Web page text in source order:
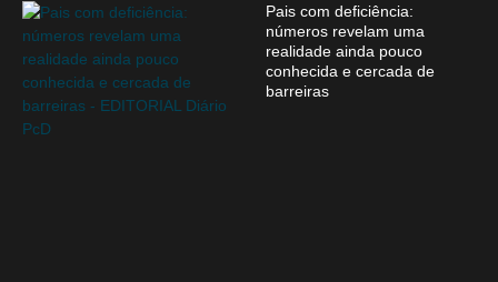
Pais com deficiência:
números revelam uma
realidade ainda pouco
conhecida e cercada de
barreiras